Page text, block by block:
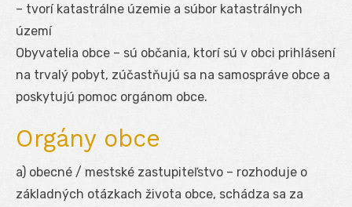
– tvorí katastrálne územie a súbor katastrálnych
území
Obyvatelia obce – sú občania, ktorí sú v obci prihlásení
na trvalý pobyt, zúčastňujú sa na samospráve obce a
poskytujú pomoc orgánom obce.
Orgány obce
a) obecné / mestské zastupiteľstvo – rozhoduje o
základných otázkach života obce, schádza sa za